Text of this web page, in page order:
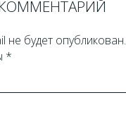
не будет опубликован.
*